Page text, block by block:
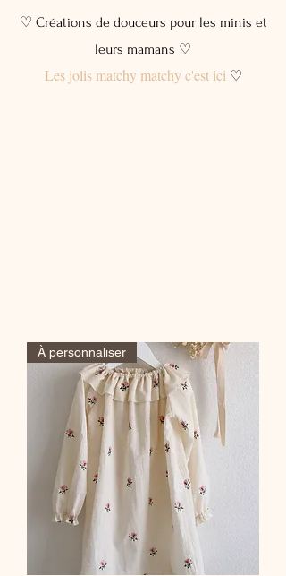
♡ Créations de douceurs pour les minis et
leurs mamans ♡
Les jolis matchy matchy c'est ici♡
À personnaliser